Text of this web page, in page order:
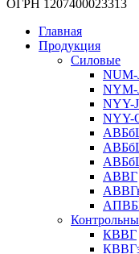
ОГРН 1207400023313
Главная
Продукция
Силовые
NUM-
NYM-
NYY-J
NYY-
АВВГ
КВВГ